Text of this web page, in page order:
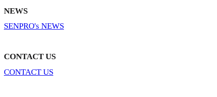
NEWS
SENPRO's NEWS
CONTACT US
CONTACT US